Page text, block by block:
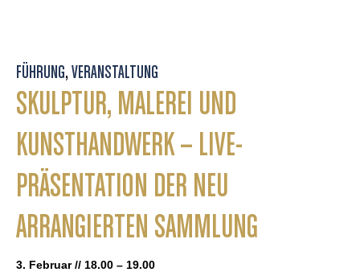
FÜHRUNG, VERANSTALTUNG
SKULPTUR, MALEREI UND
KUNSTHANDWERK – LIVE-
PRÄSENTATION DER NEU
ARRANGIERTEN SAMMLUNG
3. Februar // 18.00 – 19.00